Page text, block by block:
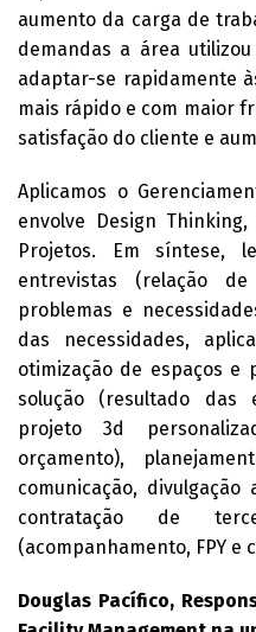
aumento da carga de
demandas a área
adaptar-se rapidamente
mais rápido e com maior
satisfação do cliente e
Aplicamos o
envolve Design
Projetos. Em síntese,
entrevistas (relação
problemas e
das necessidades,
otimização de espaços
solução (resultado das
projeto 3d
orçamento),
comunicação,
contratação de
(acompanhamento, FPY e
Douglas Pacífico,